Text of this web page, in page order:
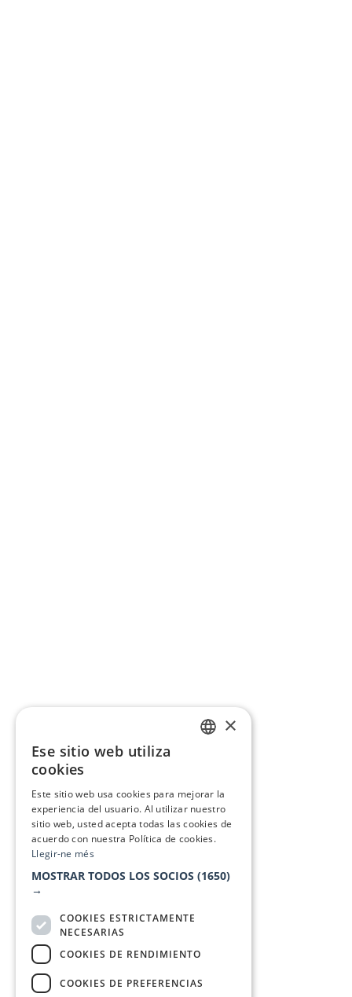
×
Ese sitio web utiliza
cookies
Este sitio web usa cookies para mejorar la
experiencia del usuario. Al utilizar nuestro
sitio web, usted acepta todas las cookies de
acuerdo con nuestra Política de cookies.
Llegir-ne més
MOSTRAR TODOS LOS SOCIOS (1650)
→
COOKIES ESTRICTAMENTE
NECESARIAS
COOKIES DE RENDIMIENTO
COOKIES DE PREFERENCIAS